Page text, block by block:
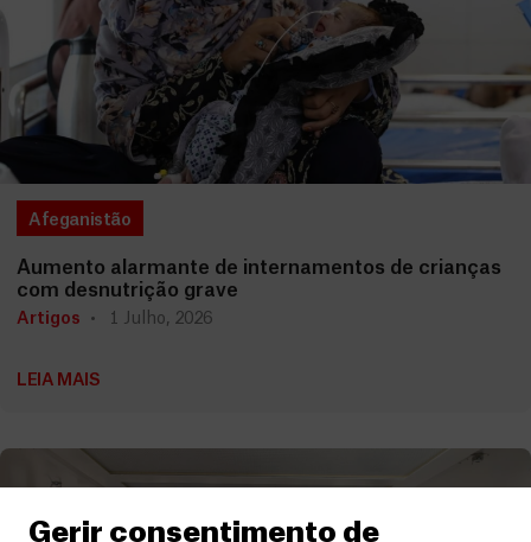
Gerir consentimento de
Afeganistão
Aumento alarmante de internamentos de crianças
com desnutrição grave
Artigos 1 Julho, 2026
LEIA MAIS